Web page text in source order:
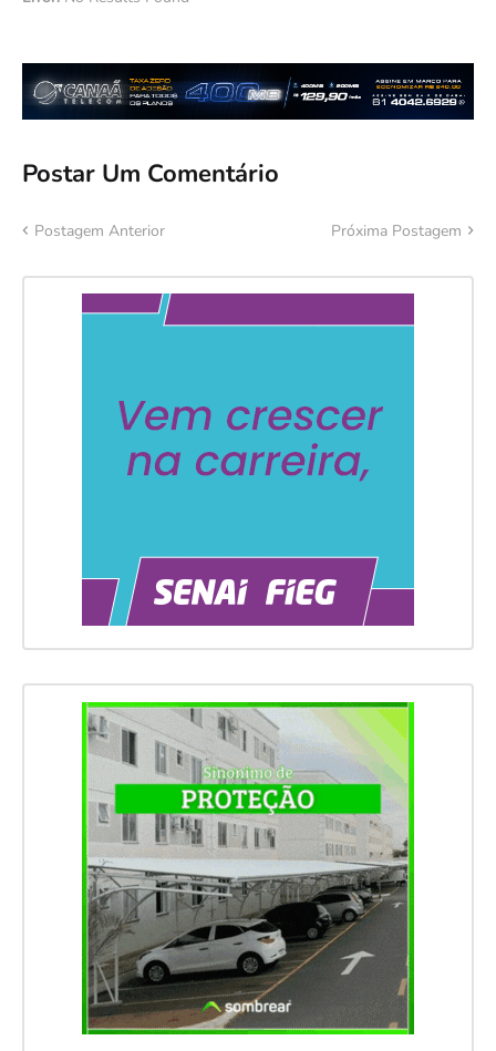
Postar Um Comentário
Postagem Anterior Próxima Postagem